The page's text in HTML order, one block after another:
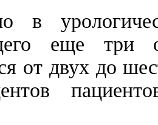
в
еще три
от двух до